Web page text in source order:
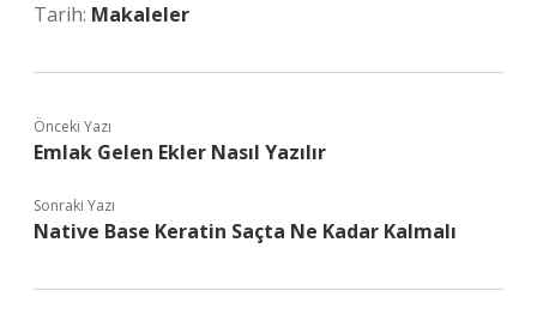
Tarih: Makaleler
Önceki Yazı
Emlak Gelen Ekler Nasıl Yazılır
Sonraki Yazı
Native Base Keratin Saçta Ne Kadar Kalmalı